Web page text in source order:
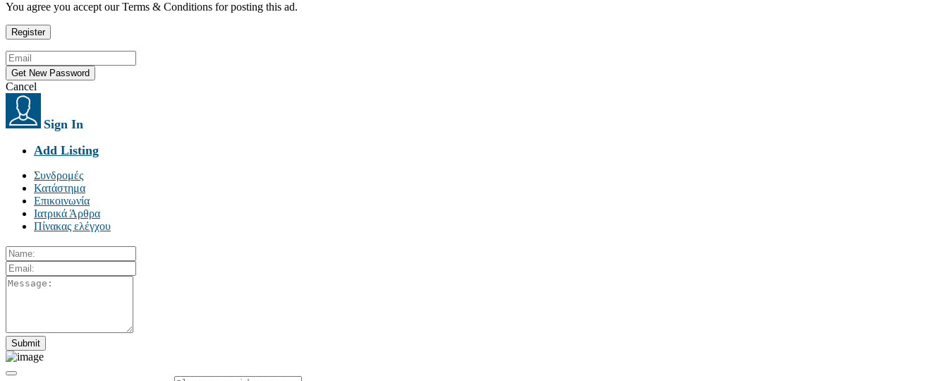
You agree you accept our Terms & Conditions for posting this ad.
Cancel
Sign In
Add Listing
Συνδρομές
Κατάστημα
Επικοινωνία
Ιατρικά Άρθρα
Πίνακας ελέγχου